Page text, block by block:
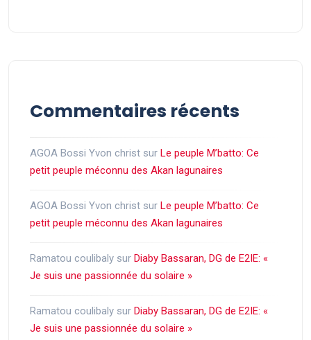
Commentaires récents
AGOA Bossi Yvon christ sur Le peuple M’batto: Ce
petit peuple méconnu des Akan lagunaires
AGOA Bossi Yvon christ sur Le peuple M’batto: Ce
petit peuple méconnu des Akan lagunaires
Ramatou coulibaly sur Diaby Bassaran, DG de E2IE: «
Je suis une passionnée du solaire »
Ramatou coulibaly sur Diaby Bassaran, DG de E2IE: «
Je suis une passionnée du solaire »